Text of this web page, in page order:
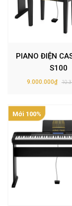
PIANO ĐIỆN
S100
9.000.000₫
Mới 100%